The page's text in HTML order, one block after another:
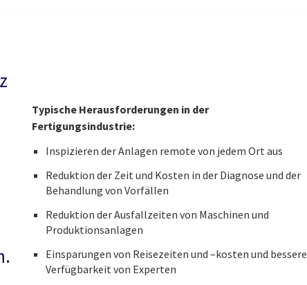
Typische Herausforderungen in der
Fertigungsindustrie:
Inspizieren der Anlagen remote von jedem Ort aus
Reduktion der Zeit und Kosten in der Diagnose und der
Behandlung von Vorfällen
Reduktion der Ausfallzeiten von Maschinen und
Produktionsanlagen
Einsparungen von Reisezeiten und –kosten und bessere
Verfügbarkeit von Experten